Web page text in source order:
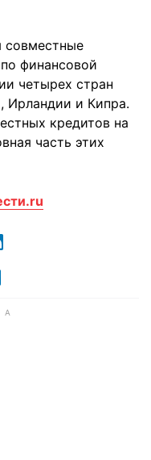
совместные
финансовой
четырех стран
Ирландии и Кипра.
кредитов на
часть этих
Facebook
в Xв Viber
в Whatsapp
в Messenger
отправить в LinkedIn
X в Google news
в Viber
Читайте в LinkedIn